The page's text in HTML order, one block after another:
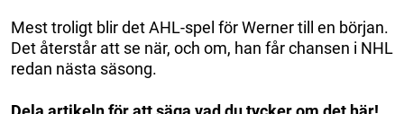
Mest troligt blir det AHL-spel för Werner till en början.
Det återstår att se när, och om, han får chansen i NHL
redan nästa säsong.